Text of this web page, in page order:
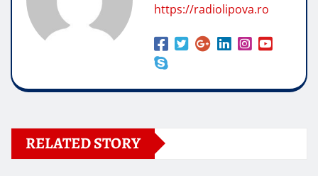
https://radiolipova.ro
RELATED STORY